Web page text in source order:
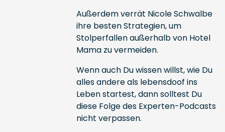
Außerdem verrät Nicole Schwalbe
ihre besten Strategien, um
Stolperfallen außerhalb von Hotel
Mama zu vermeiden.
Wenn auch Du wissen willst, wie Du
alles andere als lebensdoof ins
Leben startest, dann solltest Du
diese Folge des Experten-Podcasts
nicht verpassen.